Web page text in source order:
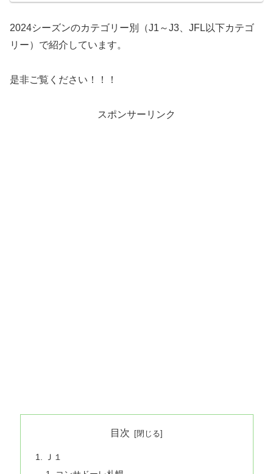
2024シーズンのカテゴリー別（J1～J3、JFL以下カテゴ
リー）で紹介しています。
是非ご覧ください！！！
スポンサーリンク
目次
Ｊ１